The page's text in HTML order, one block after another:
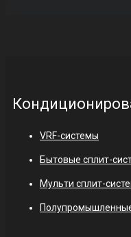
VRF-системы
Бытовые сплит-
Мульти сплит-